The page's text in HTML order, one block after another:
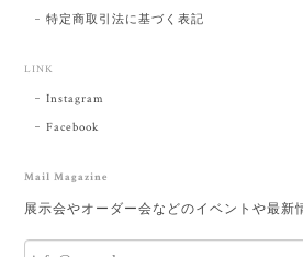
特定商取引法に基づく表記
LINK
Instagram
Facebook
Mail Magazine
展示会やオーダー会などのイベントや最新